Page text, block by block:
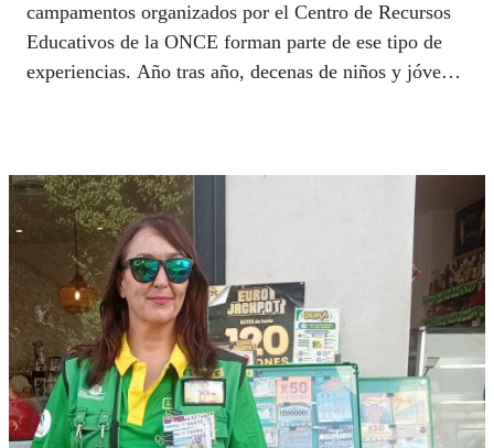
campamentos organizados por el Centro de Recursos
Educativos de la ONCE forman parte de ese tipo de
experiencias. Año tras año, decenas de niños y jóvenes
tradición que vertebra gran parte de las relaciones
sociales de los pequeños, que esperan con ansia cada
año esa semana de convivir con sus amigos.